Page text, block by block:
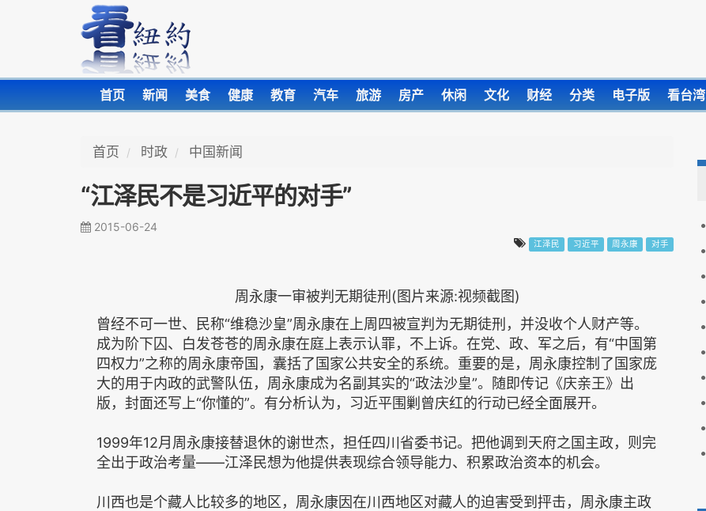
首页 新闻 美食 健康 教育 汽车 旅游 房产 休闲 文化 财经 分类 电子版 看台湾
首页 时政 中国新闻
“江泽民不是习近平的对手”
2015-06-24
江泽民 习近平 周永康 对手
周永康一审被判无期徒刑(图片来源:视频截图)
曾经不可一世、民称“维稳沙皇”周永康在上周四被宣判为无期徒刑，并没收个人财产等。
成为阶下囚、白发苍苍的周永康在庭上表示认罪，不上诉。在党、政、军之后，有“中国第
四权力”之称的周永康帝国，囊括了国家公共安全的系统。重要的是，周永康控制了国家庞
大的用于内政的武警队伍，周永康成为名副其实的“政法沙皇”。随即传记《庆亲王》出
版，封面还写上“你懂的”。有分析认为，习近平围剿曾庆红的行动已经全面展开。
1999年12月周永康接替退休的谢世杰，担任四川省委书记。把他调到天府之国主政，则完
全出于政治考量——江泽民想为他提供表现综合领导能力、积累政治资本的机会。
川西也是个藏人比较多的地区，周永康因在川西地区对藏人的迫害受到抨击，周永康主政